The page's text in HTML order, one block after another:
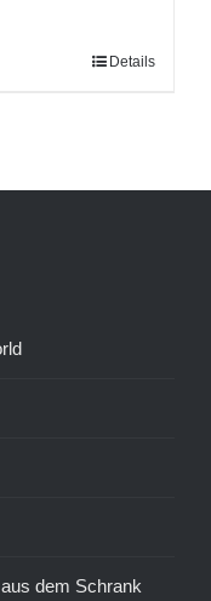
Details
dem Schrank